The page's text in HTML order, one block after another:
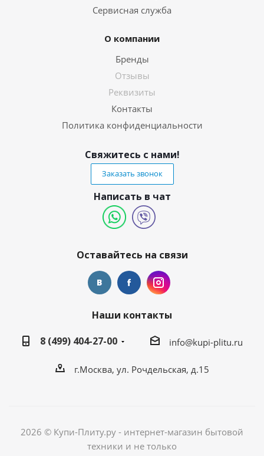
Сервисная служба
О компании
Бренды
Отзывы
Реквизиты
Контакты
Политика конфиденциальности
Свяжитесь с нами!
Заказать звонок
Написать в чат
Оставайтесь на связи
Наши контакты
8 (499) 404-27-00
info@kupi-plitu.ru
г.Москва, ул. Рочдельская, д.15
2026 © Купи-Плиту.ру - интернет-магазин бытовой
техники и не только